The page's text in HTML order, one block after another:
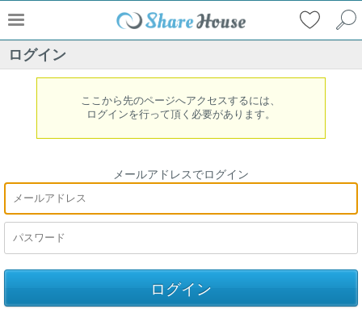
ログイン
ここから先のページへアクセスするには、
ログインを行って頂く必要があります。
メールアドレスでログイン